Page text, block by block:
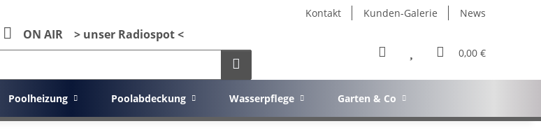
Kontakt Kunden-Galerie News
ON AIR > unser Radiospot <
0,00 €
Poolheizung Poolabdeckung Wasserpflege Garten & Co